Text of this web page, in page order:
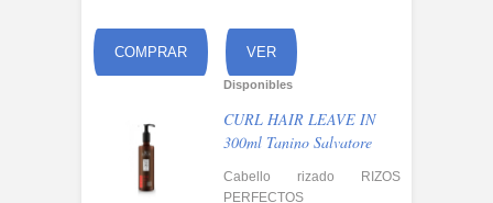
COMPRAR VER
Disponibles
CURL HAIR LEAVE IN
300ml Tanino Salvatore
Cabello rizado RIZOS
PERFECTOS